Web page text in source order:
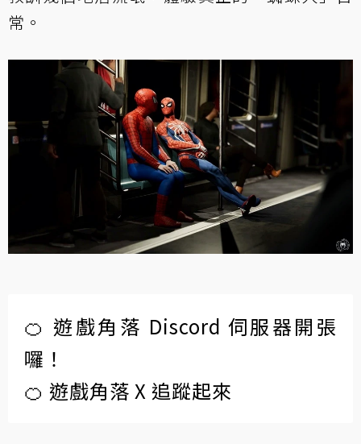
常。
🍊 遊戲角落 Discord 伺服器開張
囉！
🍊 遊戲角落 X 追蹤起來